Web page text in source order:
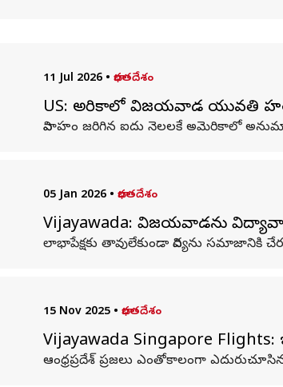
11 Jul 2026 • భారతదేశం
US: అమెరికాలో విజయవాడ యువతి
వివాహం జరిగిన ఐదు నెలలకే అమెరికాలో
05 Jan 2026 • భారతదేశం
Vijayawada: విజయవాడను
లాభాపేక్షకు తావులేకుండా విద్యను సమాజానికి
15 Nov 2025 • భారతదేశం
Vijayawada Singapore
ఆంధ్రప్రదేశ్ ప్రజలు ఎంతోకాలంగా